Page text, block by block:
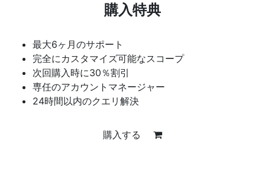
購入特典
最大6ヶ月のサポート
完全にカスタマイズ可能なスコープ
次回購入時に30％割引
専任のアカウントマネージャー
24時間以内のクエリ解決
購入する